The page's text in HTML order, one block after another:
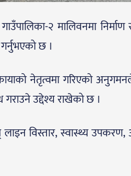
२ मालिवनमा
छ ।
नेतृत्वमा गरिएको
गराउने उद्देश्य राखेको छ ।
विस्तार, स्वास्थ्य उपकरण,